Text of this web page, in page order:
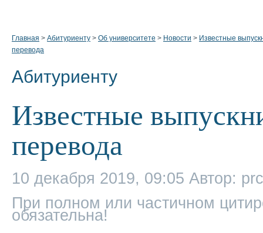
Главная > Абитуриенту > Об университете > Новости > Известные
перевода
Абитуриенту
Известные
перевода
10 декабря 2019, 09:05 Автор:
При полном или частичном
обязательна!